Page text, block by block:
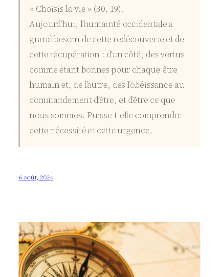
« Choisis la vie » (30, 19).
Aujourd’hui, l’humainté occidentale a
grand besoin de cette redécouverte et de
cette récupération : d’un côté, des vertus
comme étant bonnes pour chaque être
humain et, de l’autre, des l’obéissance au
commandement d’être, et d’être ce que
nous sommes. Puisse-t-elle comprendre
cette nécessité et cette urgence.
6 août, 2024